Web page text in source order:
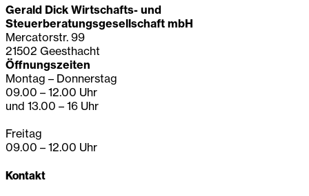
Gerald Dick Wirtschafts- und
Steuerberatungsgesellschaft mbH
Mercatorstr. 99
21502 Geesthacht
Öffnungszeiten
Montag – Donnerstag
09.00 – 12.00 Uhr
und 13.00 – 16 Uhr
Freitag
09.00 – 12.00 Uhr
Kontakt